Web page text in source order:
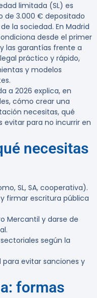
limitada (SL) es
de 3.000 € depositado
la sociedad. En Madrid
desde el primer
las garantías frente a
práctico y rápido,
y modelos
a 2026 explica, en
cómo crear una
necesitas, qué
evitar para no incurrir en
necesitas
SL, SA, cooperativa).
firmar escritura pública
Mercantil y darse de
según la
evitar sanciones y
formas